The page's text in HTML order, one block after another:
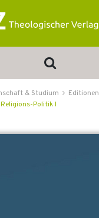
& Studium Editionen
Religions-Politik I